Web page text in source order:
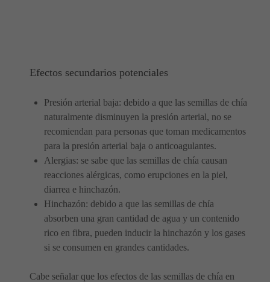
Efectos secundarios potenciales
Presión arterial baja: debido a que las semillas de chía
naturalmente disminuyen la presión arterial, no se
recomiendan para personas que toman medicamentos
para la presión arterial baja o anticoagulantes.
Alergias: se sabe que las semillas de chía causan
reacciones alérgicas, como erupciones en la piel,
diarrea e hinchazón.
Hinchazón: debido a que las semillas de chía
absorben una gran cantidad de agua y un contenido
rico en fibra, pueden inducir la hinchazón y los gases
si se consumen en grandes cantidades.
Cabe señalar que los efectos de las semillas de chía en